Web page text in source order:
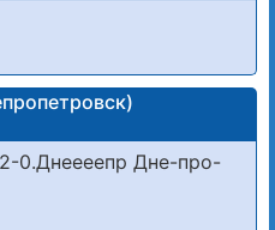
0.Днеееепр Дне-про-